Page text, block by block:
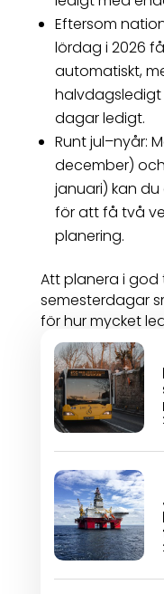
Eftersom
lördag i 2026
automatiskt,
halvdagsledigt
dagar ledigt.
Runt jul–nyår:
december)
januari) kan
för att få två
planering.
Att planera i
semesterdagar
för hur mycket